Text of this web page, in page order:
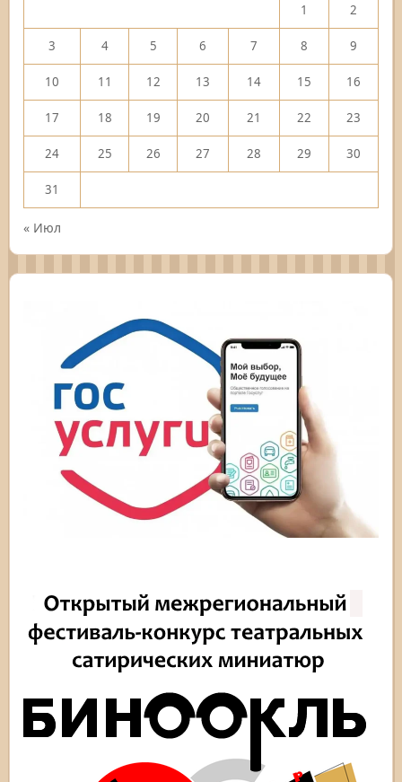
1 2
3 4 5 6 7 8 9
10 11 12 13 14 15 16
17 18 19 20 21 22 23
24 25 26 27 28 29 30
31
« Июл